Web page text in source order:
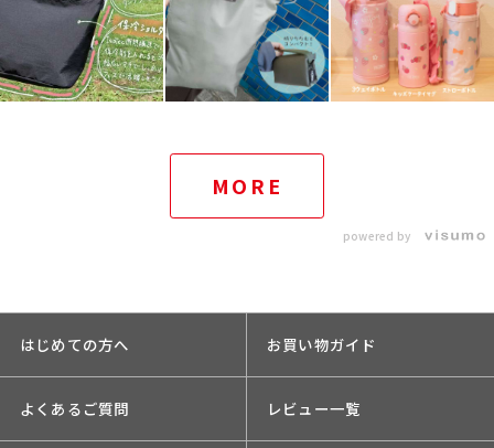
MORE
powered by
はじめての方へ お買い物ガイド
よくあるご質問 レビュー一覧